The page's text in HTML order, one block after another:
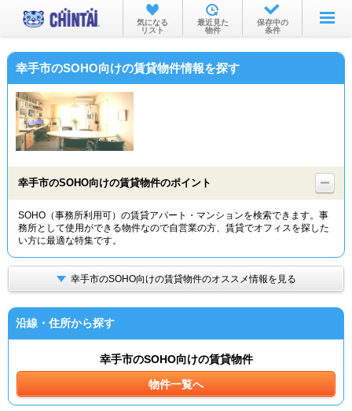
お部屋を探す
沿線・駅から
物件特集から
TOP
気になる
リスト
最近見た
物件
保存中の
条件
幸手市のSOHO向けの賃貸物件情報を探す
幸手市のSOHO向けの賃貸物件のポイント
SOHO（事務所利用可）の賃貸アパート・マンションを検索できます。事
務所として使用ができる物件なので自営業の方、賃貸でオフィスを探した
い方に最適な特集です。
幸手市のSOHO向けの賃貸物件のオススメ情報を見る
沿線・住所から探す
幸手市のSOHO向けの賃貸物件
物件一覧へ